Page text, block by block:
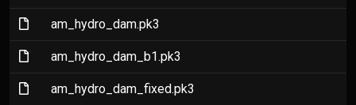
(File)am_hydro_dam.pk3
(File)am_hydro_dam_b1.pk3
(File)am_hydro_dam_fixed.pk3